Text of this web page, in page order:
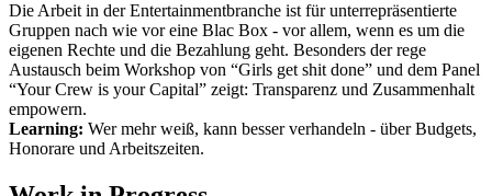
Die Arbeit in der Entertainmentbranche ist für unterrepräsentierte
Gruppen nach wie vor eine Blac Box - vor allem, wenn es um die
eigenen Rechte und die Bezahlung geht. Besonders der rege
Austausch beim Workshop von “Girls get shit done” und dem Panel
“Your Crew is your Capital” zeigt: Transparenz und Zusammenhalt
empowern.
Learning: Wer mehr weiß, kann besser verhandeln - über Budgets,
Honorare und Arbeitszeiten.